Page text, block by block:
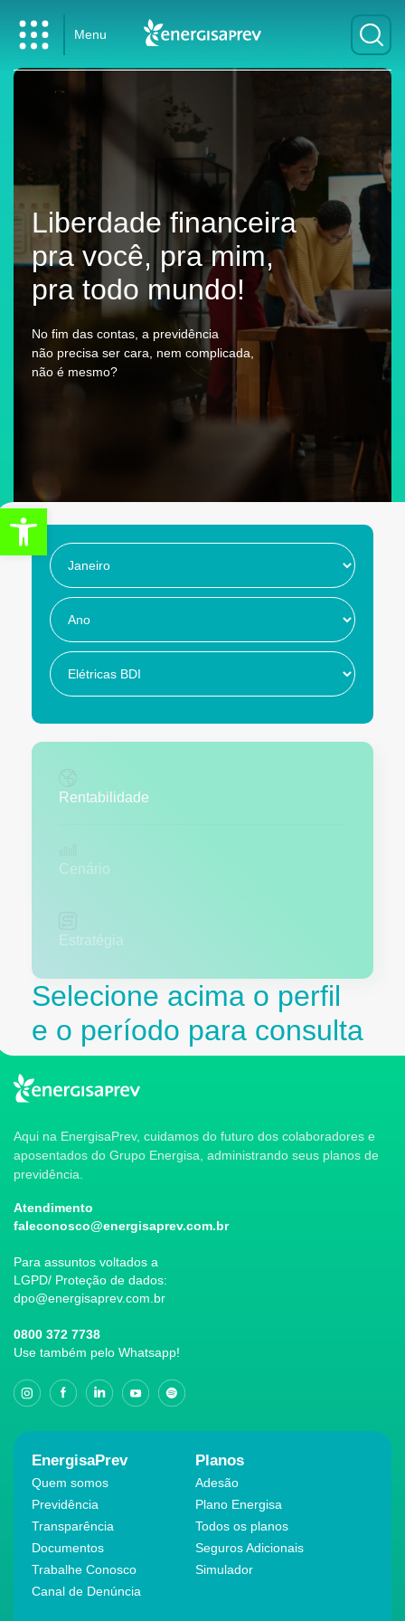
Menu
Liberdade financeira
pra você, pra mim,
pra todo mundo!
No fim das contas, a previdência
não precisa ser cara, nem complicada,
não é mesmo?
Rentabilidade
Cenário
Estratégia
Selecione acima o perfil
e o período para consulta
Aqui na EnergisaPrev, cuidamos do futuro dos colaboradores e
aposentados do Grupo Energisa, administrando seus planos de
previdência.
Atendimento
faleconosco@energisaprev.com.br
Para assuntos voltados a
LGPD/ Proteção de dados:
dpo@energisaprev.com.br
0800 372 7738
Use também pelo Whatsapp!
EnergisaPrev
Quem somos
Previdência
Transparência
Documentos
Trabalhe Conosco
Canal de Denúncia
Planos
Adesão
Plano Energisa
Todos os planos
Seguros Adicionais
Simulador
Abrir a barra de ferramentas